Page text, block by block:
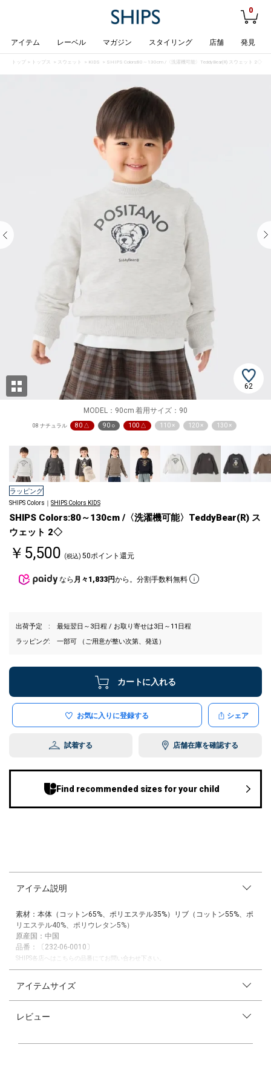
0
アイテム レーベル マガジン スタイリング 店舗 発見
トップ > トップス > スウェット > KIDS > SHIPS Colors:80～130cm /〈洗濯機可能〉TeddyBear(R) スウェット 2◇
62
MODEL：90cm 着用サイズ：90
08 ナチュラル 80 △ 90 ○ 100 △ 110 × 120 × 130 ×
ラッピング
SHIPS Colors｜ SHIPS Colors KIDS
SHIPS Colors:80～130cm /〈洗濯機可能〉TeddyBear(R) ス
ウェット 2◇
￥5,500 (税込) 50ポイント還元
なら 月々1,833円から。分割手数料無料
出荷予定
最短翌日～3日程 / お取り寄せは3日～11日程
ラッピング
一部可 （ご用意が整い次第、発送）
カートに入れる
お気に入りに登録する シェア
試着する 店舗在庫を確認する
Find recommended sizes for your child
アイテム説明
素材：本体（コットン65%、ポリエステル35%）リブ（コットン55%、ポ
リエステル40%、ポリウレタン5%）
原産国：中国
品番：〔232-06-0010〕
SHIPS各店へはこちらの品番にてお問い合わせ下さい。
場！
カラーごとに異なるテディベアデザインが可愛らしい1枚。
アイテムサイズ
レビュー